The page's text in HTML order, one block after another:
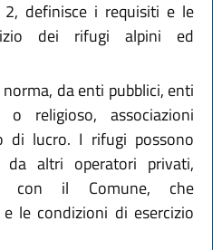
definisce i requisiti e le
dei rifugi alpini ed
da enti pubblici, enti
religioso, associazioni
di lucro. I rifugi possono
da altri operatori privati,
con il Comune, che
le condizioni di esercizio